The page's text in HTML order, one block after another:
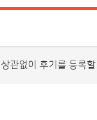
관없이 후기를 등록할